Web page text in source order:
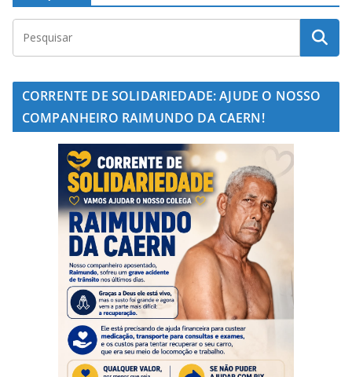
CORRENTE DE SOLIDARIEDADE: AJUDE O NOSSO
COMPANHEIRO RAIMUNDO DA CAERN!